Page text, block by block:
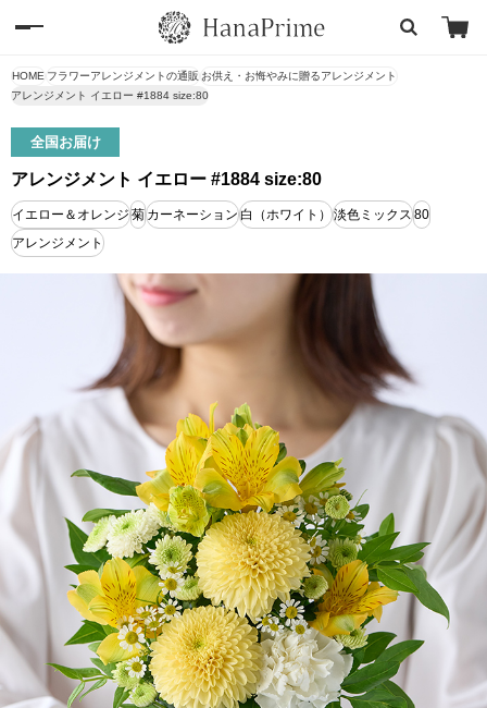
HOME フラワーアレンジメントの通販 お供え・お悔やみに贈るアレンジメント
アレンジメント イエロー #1884 size:80
全国お届け
アレンジメント イエロー #1884 size:80
イエロー＆オレンジ菊カーネーション 白（ホワイト）淡色ミックス80
アレンジメント